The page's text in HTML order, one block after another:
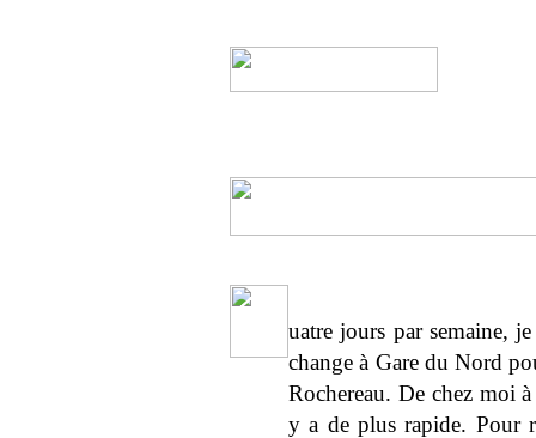
uatre jours par semaine,
change à Gare du Nord
Rochereau. De chez moi
y a de plus rapide. Pour